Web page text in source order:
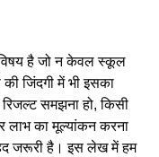
है जो न केवल स्कूल
जिंदगी में भी इसका
रिजल्ट समझना हो, किसी
लाभ का मूल्यांकन करना
जरूरी है। इस लेख में हम